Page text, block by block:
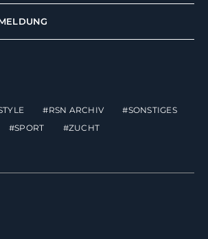
RSN ARCHIV
SONSTIGES
SPORT
ZUCHT